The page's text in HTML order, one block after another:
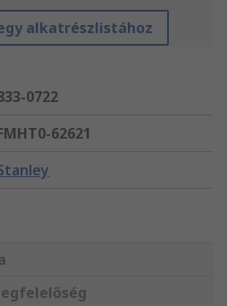
alkatrészlistához
0722
62621